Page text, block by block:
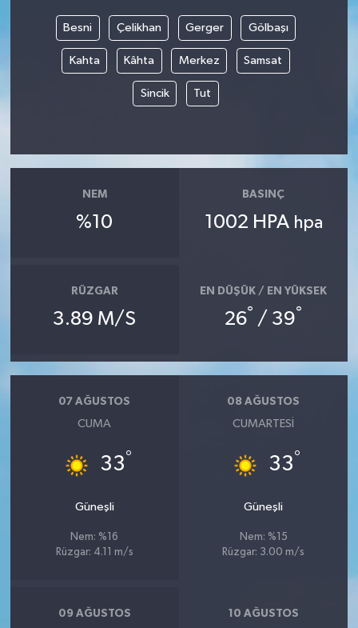
Besni Çelikhan Gerger Gölbaşı
Kahta Kâhta Merkez Samsat
Sincik Tut
NEM
%10
BASINÇ
1002 HPA hpa
RÜZGAR
3.89 M/S
EN DÜŞÜK / EN YÜKSEK
26° / 39°
07 AĞUSTOS
CUMA
33°
Güneşli
Nem: %16
Rüzgar: 4.11 m/s
08 AĞUSTOS
CUMARTESI
33°
Güneşli
Nem: %15
Rüzgar: 3.00 m/s
09 AĞUSTOS 10 AĞUSTOS